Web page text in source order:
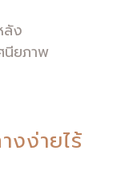
ลัง
นียภาพ
งง่ายไร้